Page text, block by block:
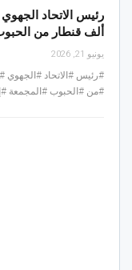
ألف قنطار من
يونيو 21, 2026
#رئيس #الاتحاد #الجهوي
#من #الحبوب #المجمعة